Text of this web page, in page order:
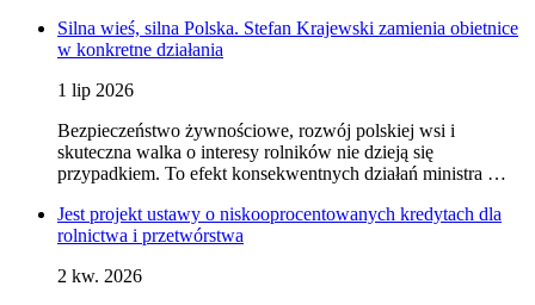
Silna wieś, silna Polska. Stefan Krajewski zamienia obietnice
w konkretne działania
1 lip 2026
Bezpieczeństwo żywnościowe, rozwój polskiej wsi i
skuteczna walka o interesy rolników nie dzieją się
przypadkiem. To efekt konsekwentnych działań ministra …
Jest projekt ustawy o niskooprocentowanych kredytach dla
rolnictwa i przetwórstwa
2 kw. 2026